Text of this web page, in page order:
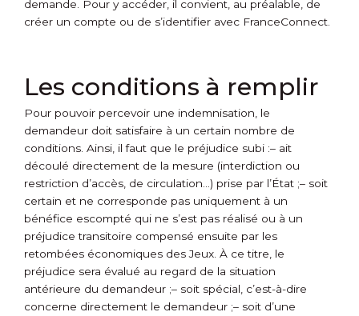
demande. Pour y accéder, il convient, au préalable, de
créer un compte ou de s’identifier avec FranceConnect.
Les conditions à remplir
Pour pouvoir percevoir une indemnisation, le
demandeur doit satisfaire à un certain nombre de
conditions. Ainsi, il faut que le préjudice subi :– ait
découlé directement de la mesure (interdiction ou
restriction d’accès, de circulation…) prise par l’État ;– soit
certain et ne corresponde pas uniquement à un
bénéfice escompté qui ne s’est pas réalisé ou à un
préjudice transitoire compensé ensuite par les
retombées économiques des Jeux. À ce titre, le
préjudice sera évalué au regard de la situation
antérieure du demandeur ;– soit spécial, c’est-à-dire
concerne directement le demandeur ;– soit d’une